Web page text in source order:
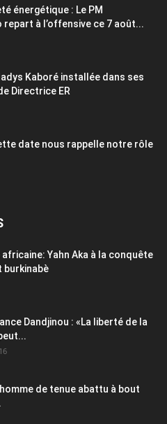
énergétique : Le PM
repart à l’offensive ce 7 août...
Kaboré installée dans ses
Directrice ER
date nous rappelle notre rôle
Yahn Aka à la conquête
Dandjinou : «La liberté de la
homme de tenue abattu à bout